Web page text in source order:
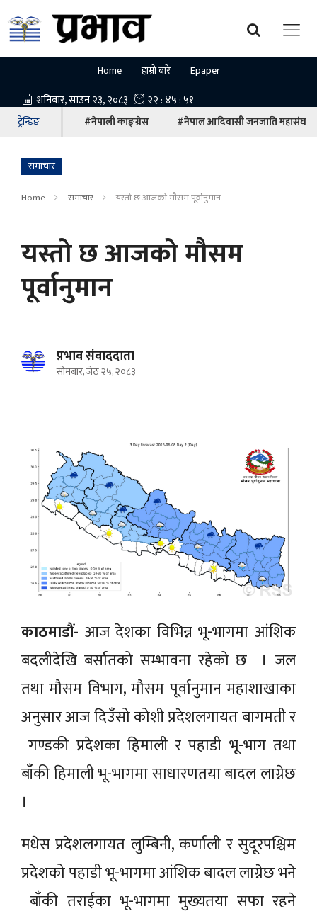
Home हाम्रो बारे Epaper
ट्रेन्डिङ #नेपाली काङ्ग्रेस #नेपाल आदिवासी जनजाति महासंघ
समाचार
Home समाचार यस्तो छ आजको मौसम पूर्वानुमान
यस्तो छ आजको मौसम
पूर्वानुमान
प्रभाव संवाददाता
सोमबार, जेठ २५, २०८३
काठमाडौं- आज देशका विभिन्न भू-भागमा आंशिक
बदलीदेखि बर्सातको सम्भावना रहेको छ । जल
तथा मौसम विभाग, मौसम पूर्वानुमान महाशाखाका
अनुसार आज दिउँसो कोशी प्रदेशलगायत बागमती र
गण्डकी प्रदेशका हिमाली र पहाडी भू-भाग तथा
बाँकी हिमाली भू-भागमा साधारणतया बादल लाग्नेछ
।
मधेस प्रदेशलगायत लुम्बिनी, कर्णाली र सुदूरपश्चिम
प्रदेशको पहाडी भू-भागमा आंशिक बादल लाग्नेछ भने
बाँकी तराईका भू-भागमा मुख्यतया सफा रहने